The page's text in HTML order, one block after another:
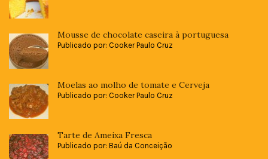
Mousse de chocolate caseira à portuguesa
Publicado por: Cooker Paulo Cruz
Moelas ao molho de tomate e Cerveja
Publicado por: Cooker Paulo Cruz
Tarte de Ameixa Fresca
Publicado por: Baú da Conceição